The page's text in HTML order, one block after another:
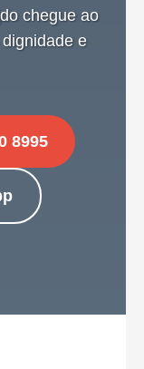
chegue ao
e
8995